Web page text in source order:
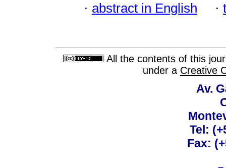
· abstract in English ·
All the contents of this
under a Creative
Av.
Tel:
Fax: